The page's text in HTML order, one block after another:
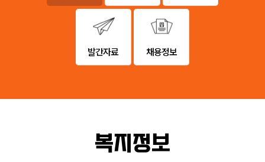
발간자료 채용정보
복지정보